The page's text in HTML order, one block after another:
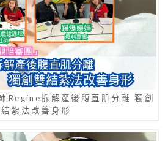
Regine拆解產後腹直肌分離 獨創
紮法改善身形